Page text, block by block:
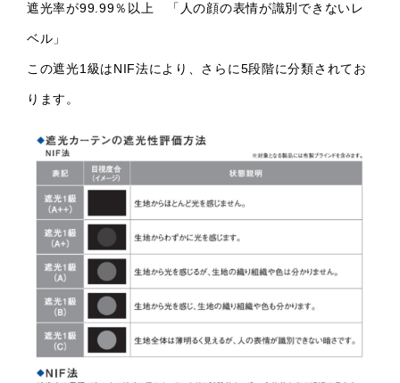
遮光率が99.99％以上 「人の顔の表情が識別できないレ
ベル」
この遮光1級はNIF法により、さらに5段階に分類されてお
ります。